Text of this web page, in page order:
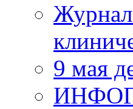
Журнал
9 мая